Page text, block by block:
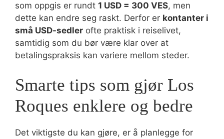
som oppgis er rundt 1 USD = 300 VES, men
dette kan endre seg raskt. Derfor er kontanter i
små USD-sedler ofte praktisk i reiselivet,
samtidig som du bør være klar over at
betalingspraksis kan variere mellom steder.
Smarte tips som gjør Los
Roques enklere og bedre
Det viktigste du kan gjøre, er å planlegge for